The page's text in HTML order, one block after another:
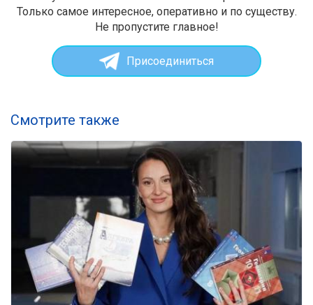
Только самое интересное, оперативно и по существу.
Не пропустите главное!
Присоединиться
Смотрите также